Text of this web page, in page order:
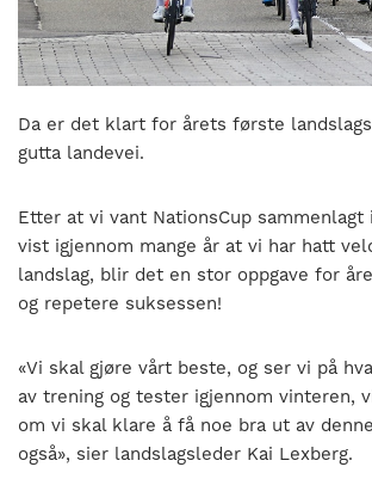
til
bli
en
folkesport.
Da er det klart for årets første
gutta landevei.
Etter at vi vant NationsCup
vist igjennom mange år at vi har hatt
landslag, blir det en stor oppgave for
og repetere suksessen!
«Vi skal gjøre vårt beste, og ser vi på
av trening og tester igjennom vinteren,
om vi skal klare å få noe bra ut av
også», sier landslagsleder Kai Lexberg.